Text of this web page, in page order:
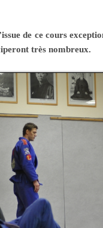
de ce cours
très nombreux.